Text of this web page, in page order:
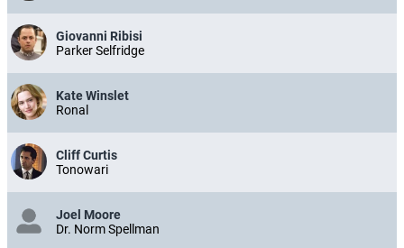
Giovanni Ribisi
Parker Selfridge
Kate Winslet
Ronal
Cliff Curtis
Tonowari
Joel Moore
Dr. Norm Spellman